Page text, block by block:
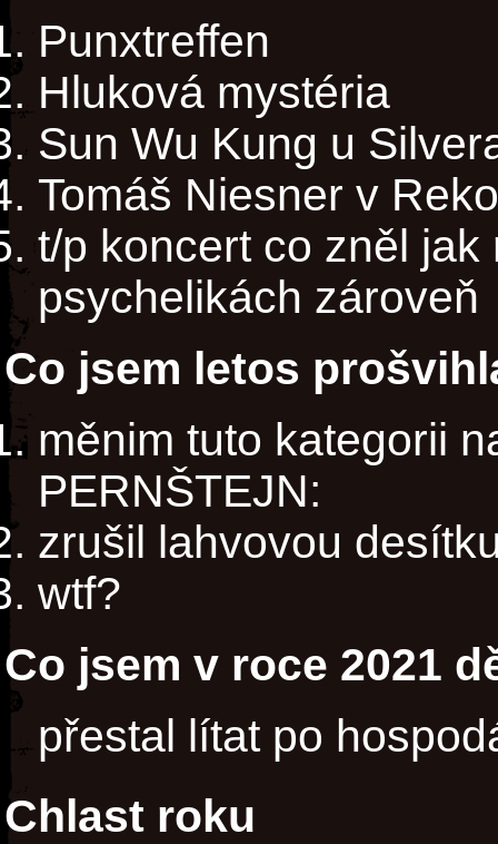
Punxtreffen
Hluková mystéria
Sun Wu Kung u
Tomáš Niesner v
t/p koncert co zněl
psychelikách zároveň
Co jsem letos
měnim tuto kategorii
PERNŠTEJN:
zrušil lahvovou
wtf?
Co jsem v roce 2021
přestal lítat po
Chlast roku